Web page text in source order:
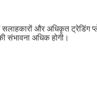
और अधिकृत ट्रेडिंग
संभावना अधिक होगी।